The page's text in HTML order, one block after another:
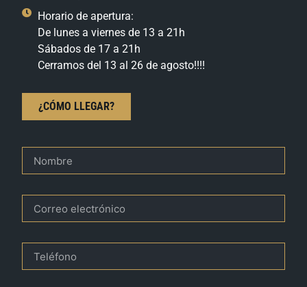
Horario de apertura:
De lunes a viernes de 13 a 21h
Sábados de 17 a 21h
Cerramos del 13 al 26 de agosto!!!!
¿CÓMO LLEGAR?